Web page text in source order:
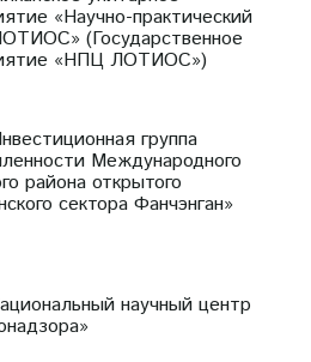
«Научно-практический
(Государственное
«НПЦ ЛОТИОС»)
группа
Международного
района открытого
сектора Фанчэнган»
научный центр